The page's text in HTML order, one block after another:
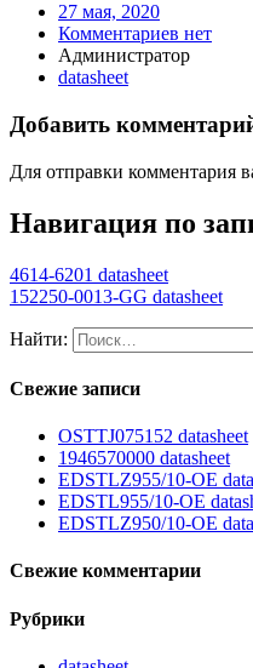
27 мая, 2020
Комментариев нет
Администратор
datasheet
Добавить
Для отправки комментария
Навигация по
4614-6201 datasheet
152250-0013-GG datasheet
Найти:
Свежие записи
OSTTJ075152 datasheet
1946570000 datasheet
EDSTLZ955/10-OE
EDSTL955/10-OE
EDSTLZ950/10-OE
Свежие комментарии
Рубрики